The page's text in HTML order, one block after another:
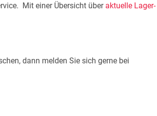
Mit einer Übersicht über aktuelle Lager-
dann melden Sie sich gerne bei